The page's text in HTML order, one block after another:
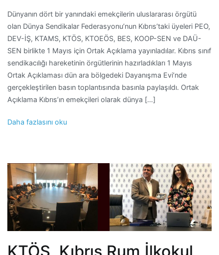
Dünyanın dört bir yanındaki emekçilerin uluslararası örgütü
olan Dünya Sendikalar Federasyonu’nun Kıbrıs’taki üyeleri PEO,
DEV-İŞ, KTAMS, KTÖS, KTOEÖS, BES, KOOP-SEN ve DAÜ-
SEN birlikte 1 Mayıs için Ortak Açıklama yayınladılar. Kıbrıs sınıf
sendikacılığı hareketinin örgütlerinin hazırladıkları 1 Mayıs
Ortak Açıklaması dün ara bölgedeki Dayanışma Evi’nde
gerçekleştirilen basın toplantısında basınla paylaşıldı. Ortak
Açıklama Kıbrıs’ın emekçileri olarak dünya […]
Daha fazlasını oku